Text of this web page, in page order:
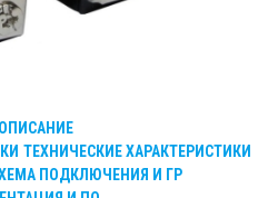
ТЕХНИЧЕСКИЕ ХАРАКТЕРИСТИКИ
ПОДКЛЮЧЕНИЯ И ГР